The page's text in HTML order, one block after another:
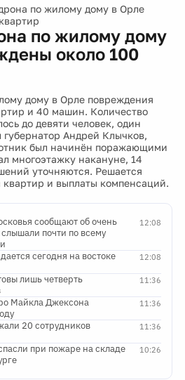
по жилому дому в Орле
по жилому дому
около 100
дому в Орле повреждения
и 40 машин. Количество
до девяти человек, один
губернатор Андрей Клычков,
был начинён поражающими
многоэтажку накануне, 14
уточняются. Решается
квартир и выплаты компенсаций.
12:08
сообщают об очень
почти по всему
12:08
сегодня на востоке
11:36
лишь четверть
11:36
Майкла Джексона
11:36
20 сотрудников
10:26
при пожаре на складе